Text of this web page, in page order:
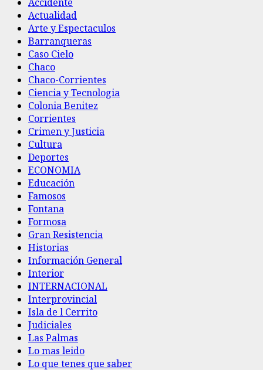
Actualidad
Arte y Espectaculos
Barranqueras
Caso Cielo
Chaco
Chaco-Corrientes
Ciencia y Tecnologia
Colonia Benitez
Corrientes
Crimen y Justicia
Cultura
Deportes
ECONOMIA
Educación
Famosos
Fontana
Formosa
Gran Resistencia
Historias
Información General
Interior
INTERNACIONAL
Interprovincial
Isla de l Cerrito
Judiciales
Las Palmas
Lo mas leido
Lo que tenes que saber